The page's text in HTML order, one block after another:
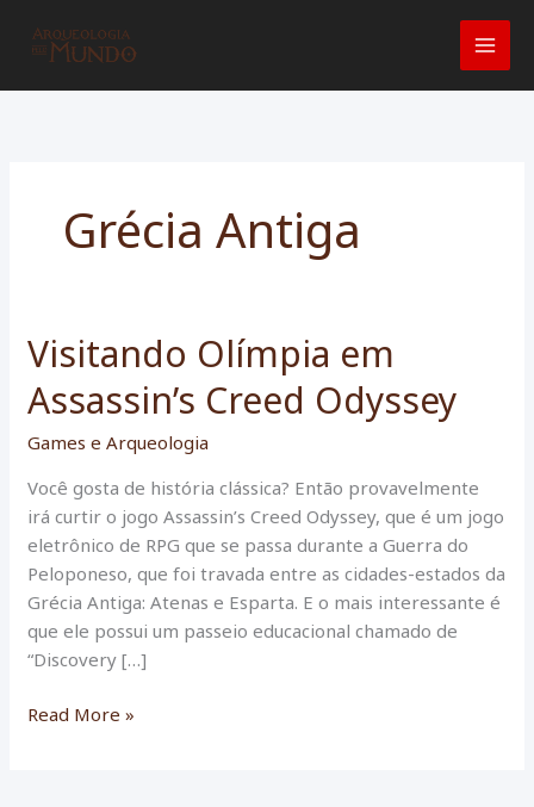
para
Grécia Antiga
Visitando Olímpia em
Assassin’s Creed Odyssey
Games e Arqueologia
Você gosta de história clássica? Então provavelmente
irá curtir o jogo Assassin’s Creed Odyssey, que é um jogo
eletrônico de RPG que se passa durante a Guerra do
Peloponeso, que foi travada entre as cidades-estados da
Grécia Antiga: Atenas e Esparta. E o mais interessante é
que ele possui um passeio educacional chamado de
“Discovery […]
Visitando
Read More »